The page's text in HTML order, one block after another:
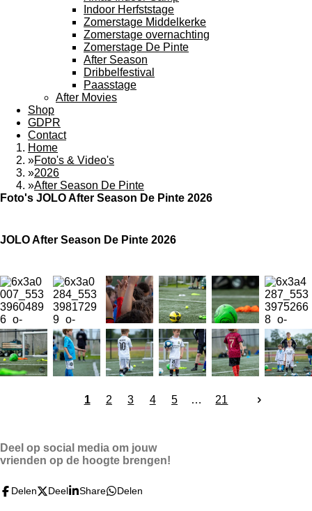
Indoor Herfststage
Zomerstage Middelkerke
Zomerstage overnachting
Zomerstage De Pinte
After Season
Dribbelfestival
Paasstage
After Movies
Shop
GDPR
Contact
Home
»Foto's & Video's
»2026
»After Season De Pinte
Foto's JOLO After Season De Pinte 2026
JOLO After Season De Pinte 2026
1 2 3 4 5 21
Deel op social media om jouw
vrienden op de hoogte brengen!
Delen Deel Share Delen